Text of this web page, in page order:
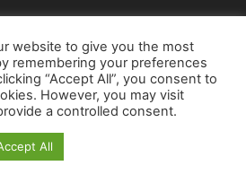
2015 - www.airnews.gr
website to give you the most
remembering your preferences
“Accept All”, you consent to
However, you may visit
a controlled consent.
All